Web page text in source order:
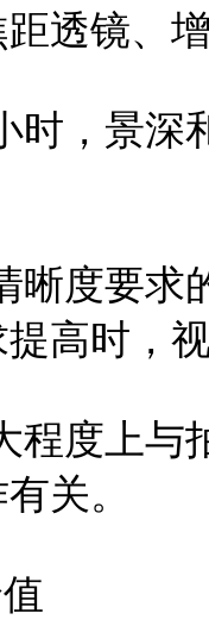
距透镜、
时，景深
晰度要求
高时，
程度上与
关。